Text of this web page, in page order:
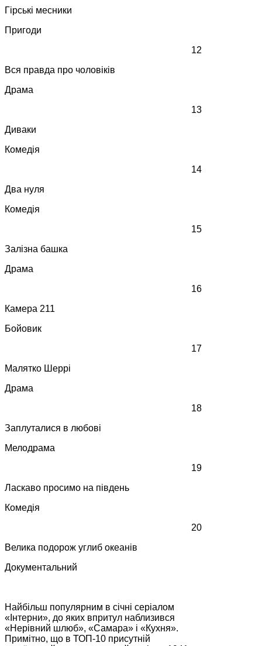
Гірські месники
Пригоди
12
Вся правда про чоловіків
Драма
13
Диваки
Комедія
14
Два нуля
Комедія
15
Залізна башка
Драма
16
Камера 211
Бойовик
17
Малятко Шеррі
Драма
18
Заплуталися в любові
Мелодрама
19
Ласкаво просимо на південь
Комедія
20
Велика подорож углиб океанів
Документальний
Найбільш популярним в січні серіалом
«Інтерни», до яких впритул наблизився
«Нерівний шлюб», «Самара» і «Кухня».
Примітно, що в ТОП-10 присутній